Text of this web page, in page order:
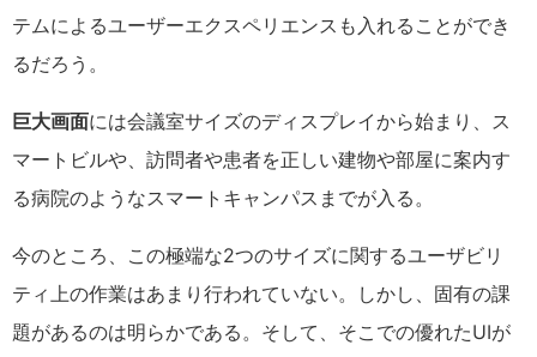
テムによるユーザーエクスペリエンスも入れることができ
るだろう。
巨大画面には会議室サイズのディスプレイから始まり、ス
マートビルや、訪問者や患者を正しい建物や部屋に案内す
る病院のようなスマートキャンパスまでが入る。
今のところ、この極端な2つのサイズに関するユーザビリ
ティ上の作業はあまり行われていない。しかし、固有の課
題があるのは明らかである。そして、そこでの優れたUIが